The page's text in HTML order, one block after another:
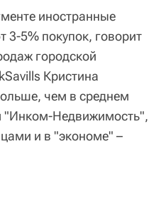
иностранные
3-5% покупок, говорит
городской
Кристина
чем в среднем
"Инком-Недвижимость",
и в "экономе" –